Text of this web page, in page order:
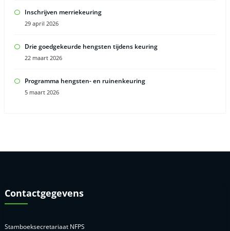
Inschrijven merriekeuring
29 april 2026
Drie goedgekeurde hengsten tijdens keuring
22 maart 2026
Programma hengsten- en ruinenkeuring
5 maart 2026
Contactgegevens
Stamboeksecretariaat NFPS